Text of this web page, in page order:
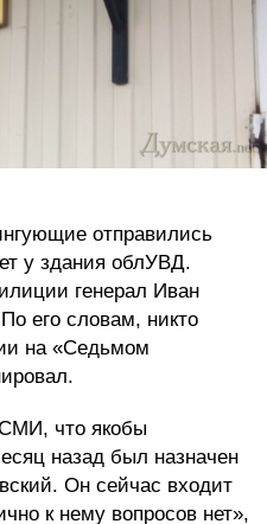
отправились
у здания облУВД.
генерал Иван
его словам, никто
на «Седьмом
что якобы
назад был назначен
Он сейчас входит
к нему вопросов нет»,